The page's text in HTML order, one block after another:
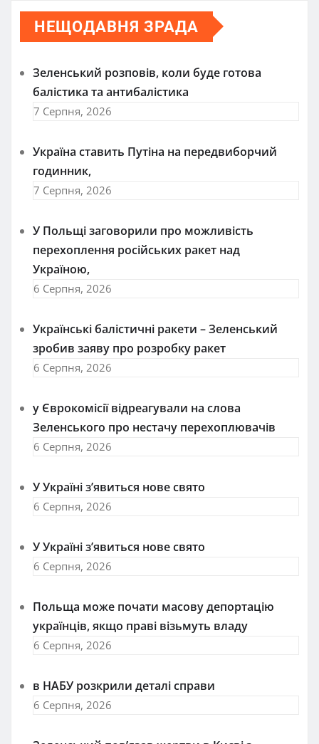
НЕЩОДАВНЯ ЗРАДА
Зеленський розповів, коли буде готова
балістика та антибалістика
7 Серпня, 2026
Україна ставить Путіна на передвиборчий
годинник,
7 Серпня, 2026
У Польщі заговорили про можливість
перехоплення російських ракет над
Україною,
6 Серпня, 2026
Українські балістичні ракети – Зеленський
зробив заяву про розробку ракет
6 Серпня, 2026
у Єврокомісії відреагували на слова
Зеленського про нестачу перехоплювачів
6 Серпня, 2026
У Україні з’явиться нове свято
6 Серпня, 2026
У Україні з’явиться нове свято
6 Серпня, 2026
Польща може почати масову депортацію
українців, якщо праві візьмуть владу
6 Серпня, 2026
в НАБУ розкрили деталі справи
6 Серпня, 2026